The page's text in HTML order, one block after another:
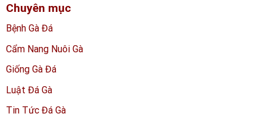
Chuyên mục
Bệnh Gà Đá
Cẩm Nang Nuôi Gà
Giống Gà Đá
Luật Đá Gà
Tin Tức Đá Gà